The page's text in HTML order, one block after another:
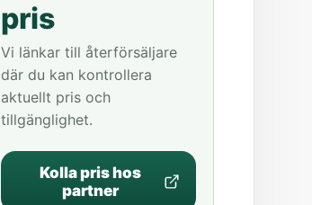
pris
Vi länkar till återförsäljare
där du kan kontrollera
aktuellt pris och
tillgänglighet.
Kolla pris hos
partner